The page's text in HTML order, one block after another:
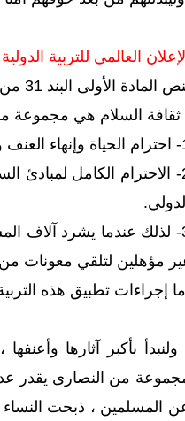
العالمي للتربية
الأولى البند 31 من جدول الأعمال الدورة 35 الجمعية العامة للأمم المتحدة 6 أكتوبر عام 1999م.
ثقافة السلام هي مجموعة
والحوار والتعليم.
2- الاحترام الكامل لمبادئ
3- لذلك عندما يشرد آلاف
مؤهلين لتلقي معونات من
إجراءات تطبيق هذه
المسلمين ، ذبحت